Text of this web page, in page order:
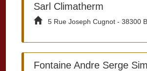
Sarl Climatherm
5 Rue Joseph Cugnot - 38300
Fontaine Andre Serge